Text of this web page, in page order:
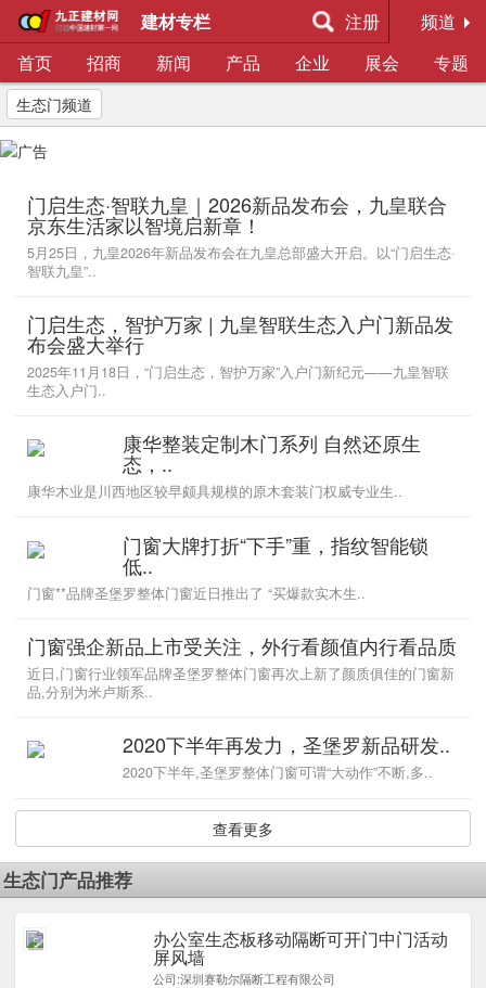
建材专栏 注册
频道
首页
招商 新闻 产品 企业 展会 专题
生态门频道
门启生态·智联九皇｜2026新品发布会，九皇联合
京东生活家以智境启新章！
5月25日，九皇2026年新品发布会在九皇总部盛大开启。以“门启生态·
智联九皇”..
门启生态，智护万家 | 九皇智联生态入户门新品发
布会盛大举行
2025年11月18日，“门启生态，智护万家”入户门新纪元——九皇智联
生态入户门..
康华整装定制木门系列 自然还原生
态，..
康华木业是川西地区较早颇具规模的原木套装门权威专业生..
门窗大牌打折“下手”重，指纹智能锁
低..
门窗**品牌圣堡罗整体门窗近日推出了 “买爆款实木生..
门窗强企新品上市受关注，外行看颜值内行看品质
近日,门窗行业领军品牌圣堡罗整体门窗再次上新了颜质俱佳的门窗新
品,分别为米卢斯系..
2020下半年再发力，圣堡罗新品研发..
2020下半年,圣堡罗整体门窗可谓“大动作”不断,多..
查看更多
生态门产品推荐
办公室生态板移动隔断可开门中门活动
屏风墙
公司:深圳赛勒尔隔断工程有限公司
5